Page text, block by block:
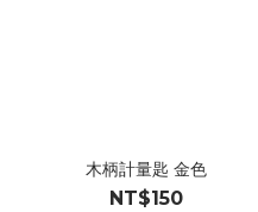
木柄計量匙 金色
NT$150